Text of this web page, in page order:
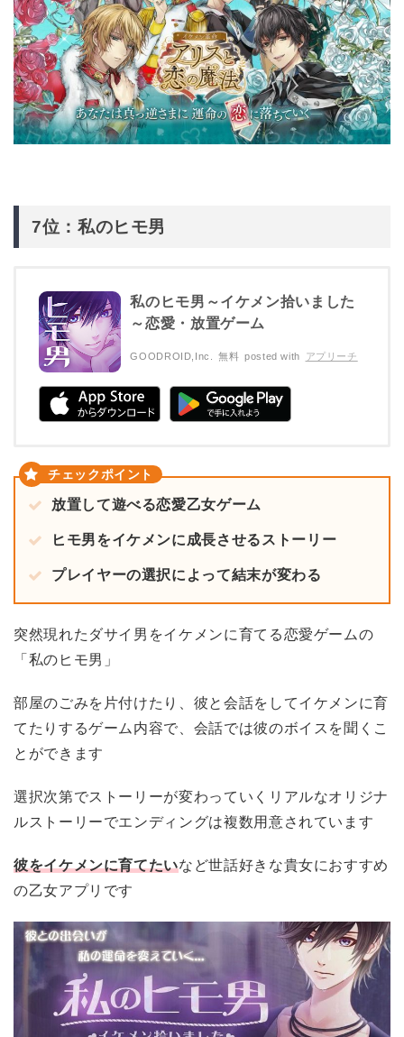
7位：私のヒモ男
私のヒモ男～イケメン拾いました
～恋愛・放置ゲーム
GOODROID,Inc. 無料 posted with アプリーチ
放置して遊べる恋愛乙女ゲーム
ヒモ男をイケメンに成長させるストーリー
プレイヤーの選択によって結末が変わる
突然現れたダサイ男をイケメンに育てる恋愛ゲームの
「私のヒモ男」
部屋のごみを片付けたり、彼と会話をしてイケメンに育
てたりするゲーム内容で、会話では彼のボイスを聞くこ
とができます
選択次第でストーリーが変わっていくリアルなオリジナ
ルストーリーでエンディングは複数用意されています
彼をイケメンに育てたいなど世話好きな貴女におすすめ
の乙女アプリです